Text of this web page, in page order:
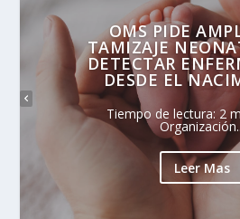
OMS PIDE
TAMIZAJE
DETECTAR
DESDE EL
Tiempo de lectura: 2
Leer Mas